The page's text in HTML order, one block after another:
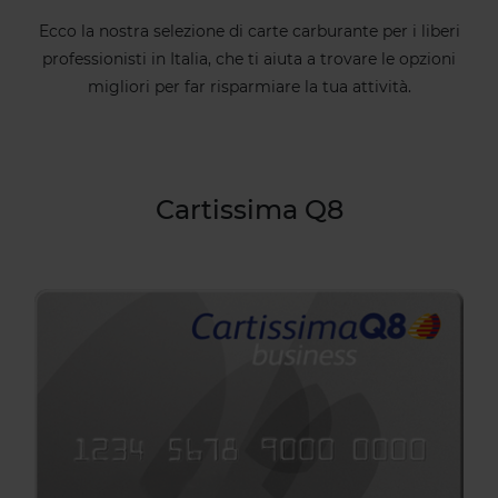
Ecco la nostra selezione di carte carburante per i liberi
professionisti in Italia, che ti aiuta a trovare le opzioni
migliori per far risparmiare la tua attività.
Cartissima Q8